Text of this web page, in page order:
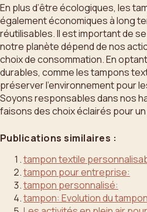
En plus d’être écologiques, les
également économiques à long
réutilisables. Il est important de
notre planète dépend de nos
choix de consommation. En
durables, comme les tampons
préserver l’environnement pour
Soyons responsables dans nos
faisons des choix éclairés pour
Publications similaires :
tampon textile
tampon pour entreprise:
tampon personnalisé:
tampon: Evolution du